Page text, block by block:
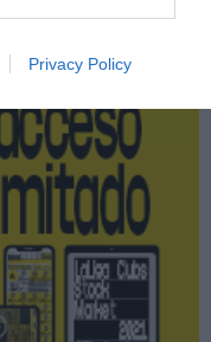
Privacy Policy